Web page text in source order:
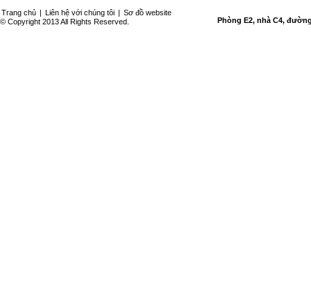
Trang chủ | Liên hệ với chúng tôi | Sơ đồ website
© Copyright 2013 All Rights Reserved.
Phòng E2, nhà C4,